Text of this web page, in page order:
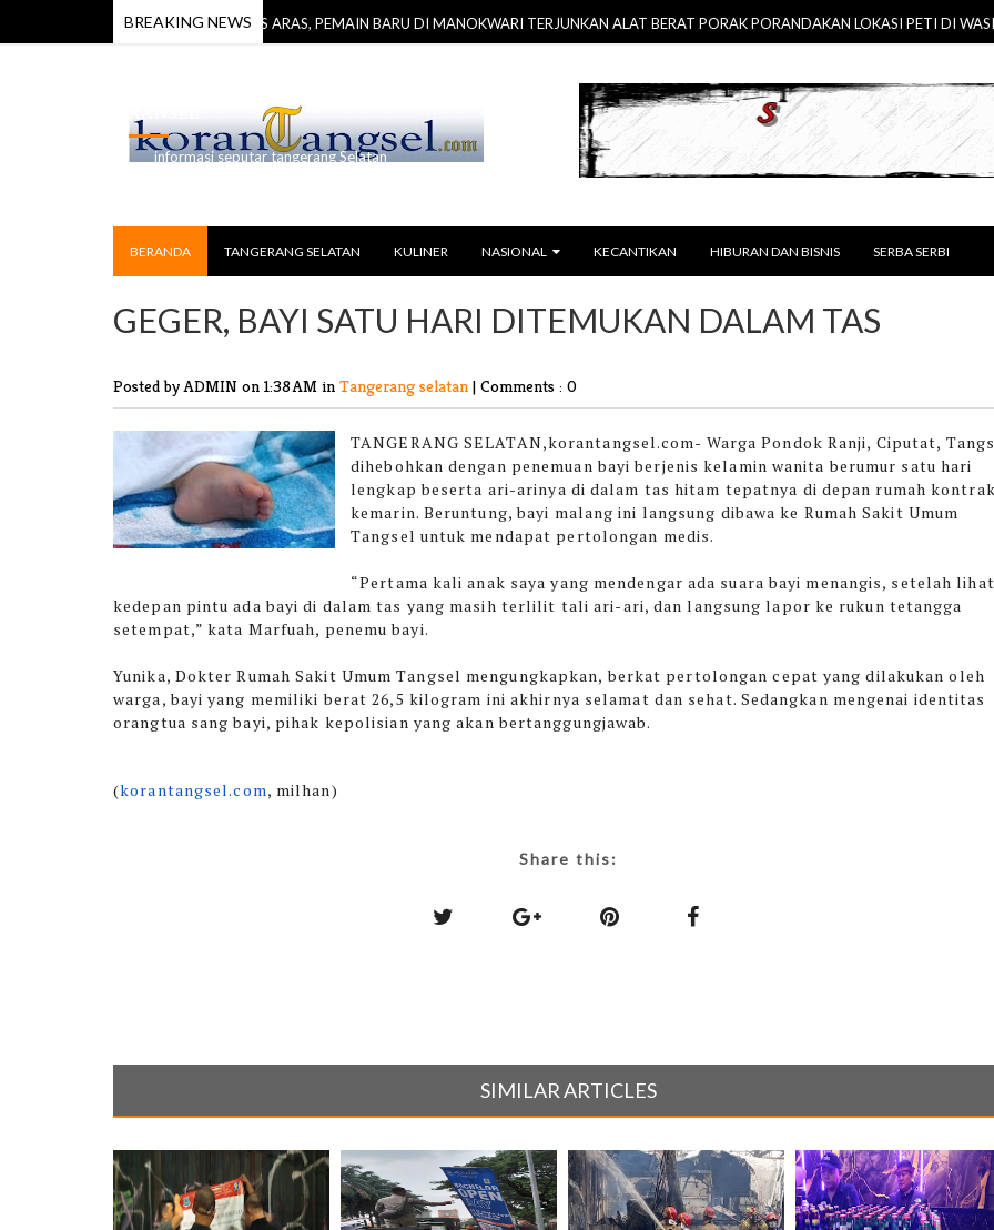
BREAKING NEWS
11 Jul 2026 BOSS ARAS, PEMAIN BARU DI MANOKWARI TERJUNKAN ALAT BERAT PORAK PORANDAKAN LOKASI PETI DI
informasi seputar tangerang Selatan
BERANDA TANGERANG SELATAN KULINER NASIONAL KECANTIKAN HIBURAN DAN BISNIS SERBA SERBI
GEGER, BAYI SATU HARI DITEMUKAN DALAM TAS
Posted by ADMIN on 1:38 AM in Tangerang selatan | Comments : 0
TANGERANG SELATAN,korantangsel.com- Warga Pondok Ranji, Ciputat,
dihebohkan dengan penemuan bayi berjenis kelamin wanita berumur satu hari
lengkap beserta ari-arinya di dalam tas hitam tepatnya di depan rumah
kemarin. Beruntung, bayi malang ini langsung dibawa ke Rumah Sakit Umum
Tangsel untuk mendapat pertolongan medis.
“Pertama kali anak saya yang mendengar ada suara bayi menangis, setelah lihat
kedepan pintu ada bayi di dalam tas yang masih terlilit tali ari-ari, dan langsung lapor ke rukun tetangga
setempat,” kata Marfuah, penemu bayi.
Yunika, Dokter Rumah Sakit Umum Tangsel mengungkapkan, berkat pertolongan cepat yang dilakukan oleh
warga, bayi yang memiliki berat 26,5 kilogram ini akhirnya selamat dan sehat. Sedangkan mengenai identitas
orangtua sang bayi, pihak kepolisian yang akan bertanggungjawab.
(korantangsel.com, milhan)
Share this:
SIMILAR ARTICLES